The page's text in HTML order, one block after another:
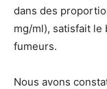
dans des
mg/ml), satisfait le
fumeurs.
Nous avons